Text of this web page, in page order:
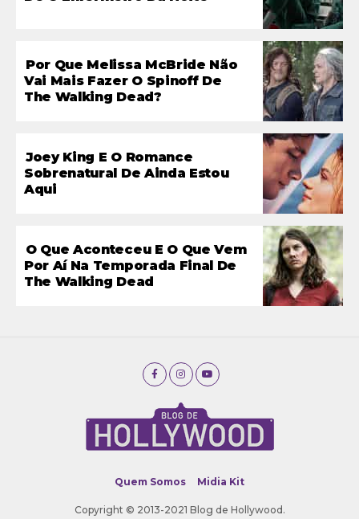
Por Que Melissa McBride Não
Vai Mais Fazer O Spinoff De
The Walking Dead?
Joey King E O Romance
Sobrenatural De Ainda Estou
Aqui
O Que Aconteceu E O Que Vem
Por Aí Na Temporada Final De
The Walking Dead
Quem Somos Midia Kit
Copyright © 2013-2021 Blog de Hollywood.